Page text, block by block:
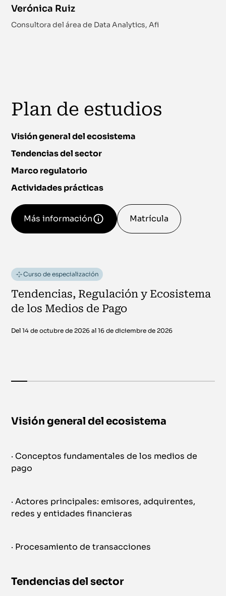
Verónica Ruiz
Consultora del área de Data Analytics, Afi
Plan de estudios
Visión general del ecosistema
Tendencias del sector
Marco regulatorio
Actividades prácticas
Más información Matrícula
Curso de especialización
Tendencias, Regulación y Ecosistema
de los Medios de Pago
Del 14 de octubre de 2026 al 16 de diciembre de 2026
Visión general del ecosistema
· Conceptos fundamentales de los medios de
pago
· Actores principales: emisores, adquirentes,
redes y entidades financieras
· Procesamiento de transacciones
Tendencias del sector